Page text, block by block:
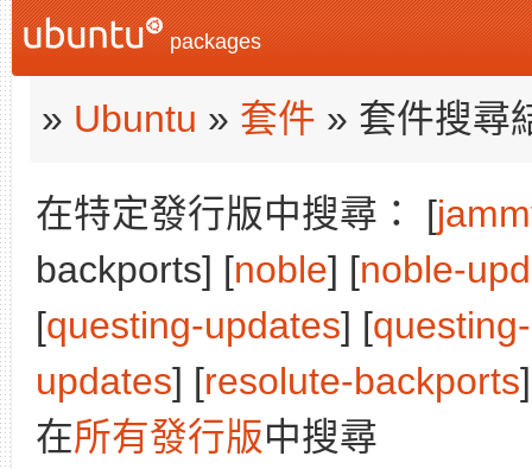
packages
» Ubuntu » 套件 » 套件搜尋
在特定發行版中搜尋： [
backports] [noble] [noble-
[questing-updates] [
updates] [resolute-backports
在所有發行版中搜尋